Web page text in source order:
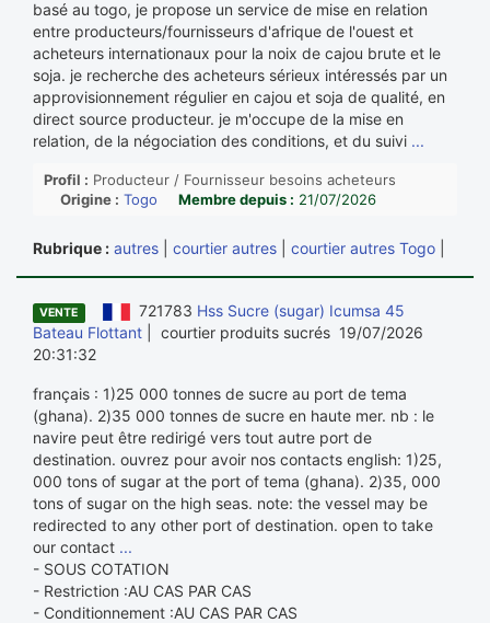
basé au togo, je propose un service de mise en relation
entre producteurs/fournisseurs d'afrique de l'ouest et
acheteurs internationaux pour la noix de cajou brute et le
soja. je recherche des acheteurs sérieux intéressés par un
approvisionnement régulier en cajou et soja de qualité, en
direct source producteur. je m'occupe de la mise en
relation, de la négociation des conditions, et du suivi ...
Profil : Producteur / Fournisseur besoins acheteurs
Origine : Togo Membre depuis : 21/07/2026
Rubrique : autres courtier autres courtier autres Togo
VENTE 721783 Hss Sucre (sugar) Icumsa 45
Bateau Flottant | courtier produits sucrés 19/07/2026
20:31:32
français : 1)25 000 tonnes de sucre au port de tema
(ghana). 2)35 000 tonnes de sucre en haute mer. nb : le
navire peut être redirigé vers tout autre port de
destination. ouvrez pour avoir nos contacts english: 1)25,
000 tons of sugar at the port of tema (ghana). 2)35, 000
tons of sugar on the high seas. note: the vessel may be
redirected to any other port of destination. open to take
our contact ...
- SOUS COTATION
- Restriction :AU CAS PAR CAS
- Conditionnement :AU CAS PAR CAS